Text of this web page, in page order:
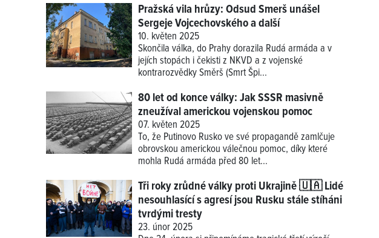
Pražská vila hrůzy: Odsud Smerš unášel
Sergeje Vojcechovského a další
10. květen 2025
Skončila válka, do Prahy dorazila Rudá armáda a v
jejích stopách i čekisti z NKVD a z vojenské
kontrarozvědky Směrš (Smrt Špi...
80 let od konce války: Jak SSSR masivně
zneužíval americkou vojenskou pomoc
07. květen 2025
To, že Putinovo Rusko ve své propagandě zamlčuje
obrovskou americkou válečnou pomoc, díky které
mohla Rudá armáda před 80 let...
Tři roky zrůdné války proti Ukrajině 🇺🇦 Lidé
nesouhlasící s agresí jsou Rusku stále stíháni
tvrdými tresty
23. únor 2025